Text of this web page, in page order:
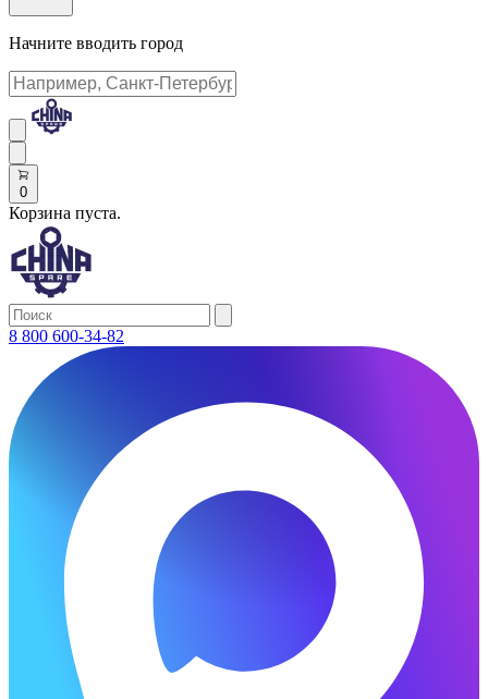
Начните вводить город
0
Корзина пуста.
8 800 600-34-82